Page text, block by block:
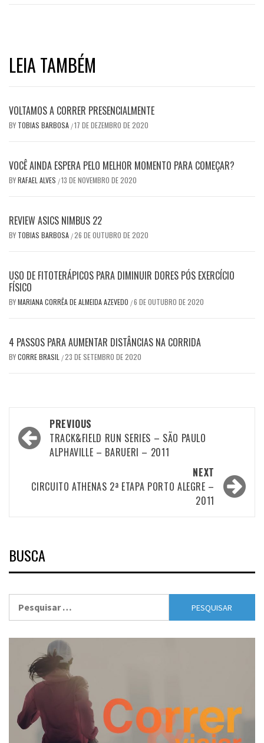
LEIA TAMBÉM
VOLTAMOS A CORRER PRESENCIALMENTE
BY TOBIAS BARBOSA /17 DE DEZEMBRO DE 2020
VOCÊ AINDA ESPERA PELO MELHOR MOMENTO PARA COMEÇAR?
BYRAFAEL ALVES /13 DE NOVEMBRO DE 2020
REVIEW ASICS NIMBUS 22
BY TOBIAS BARBOSA /26 DE OUTUBRO DE 2020
USO DE FITOTERÁPICOS PARA DIMINUIR DORES PÓS EXERCÍCIO
FÍSICO
BYMARIANA CORRÊA DE ALMEIDA AZEVEDO /6 DE OUTUBRO DE 2020
4 PASSOS PARA AUMENTAR DISTÂNCIAS NA CORRIDA
BYCORRE BRASIL /23 DE SETEMBRO DE 2020
Post
navigation
PREVIOUS
TRACK&FIELD RUN SERIES – SÃO PAULO
ALPHAVILLE – BARUERI – 2011
NEXT
CIRCUITO ATHENAS 2ª ETAPA PORTO ALEGRE –
2011
BUSCA